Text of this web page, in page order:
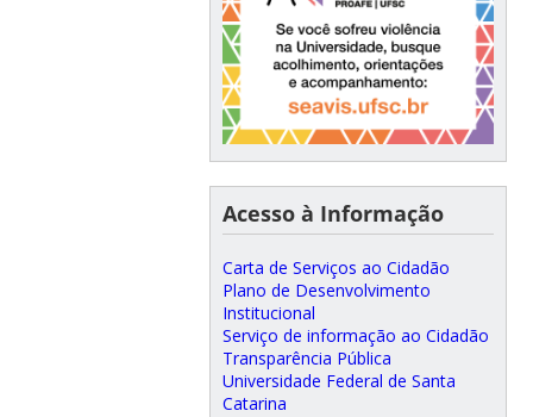
Acesso à Informação
Carta de Serviços ao Cidadão
Plano de Desenvolvimento
Institucional
Serviço de informação ao Cidadão
Transparência Pública
Universidade Federal de Santa
Catarina